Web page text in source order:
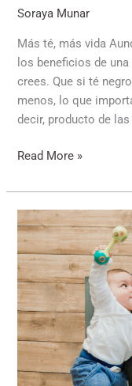
Soraya Munar
Más té, más vida
los beneficios de
crees. Que si té
menos, lo que
decir, producto de
Read More »
Ejercicio
y
lactancia
para
las
MAMÁsitas
ATHLETIC